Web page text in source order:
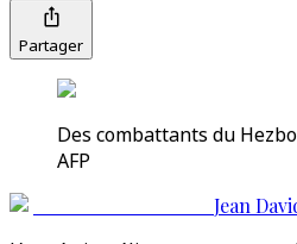
Partager
Des combattants du
AFP
Jean